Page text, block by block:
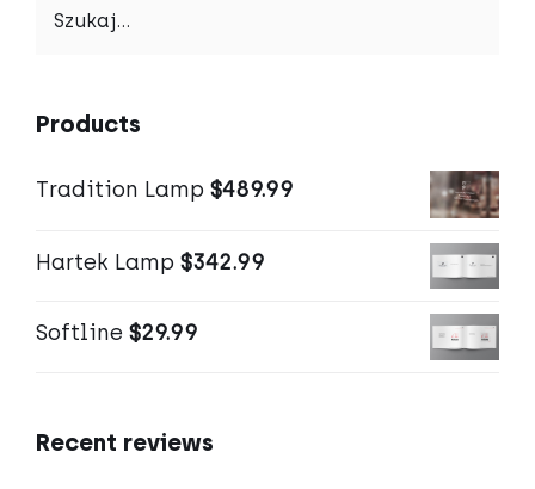
Products
Tradition Lamp $489.99
Hartek Lamp $342.99
Softline $29.99
Recent reviews